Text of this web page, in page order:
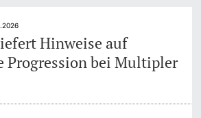
Hinweise auf
Progression bei Multipler